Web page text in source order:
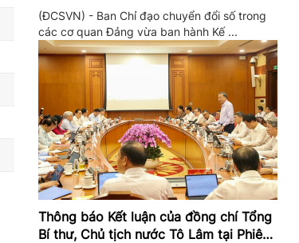
đổi số trong các cơ quan Đảng
(ĐCSVN) - Ban Chỉ đạo chuyển đổi số trong
các cơ quan Đảng vừa ban hành Kế ...
Thông báo Kết luận của đồng chí Tổng
Bí thư, Chủ tịch nước Tô Lâm tại Phiên